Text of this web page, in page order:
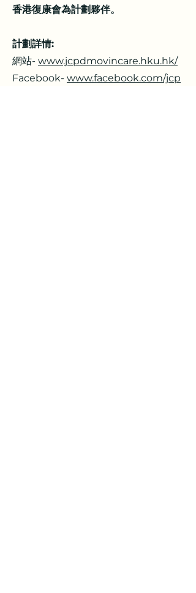
香港復康會為計劃夥伴。
計劃詳情:
網站- www.jcpdmovincare.hku.hk/
Facebook- www.facebook.com/jcp